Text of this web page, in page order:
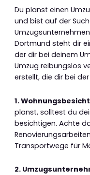
Du planst einen
und bist auf der
Dortmund steht dir
der dir bei deinem
Umzug reibungslos
erstellt, die dir bei
1.
planst, solltest du
besichtigen. Achte
Transportwege für
2.